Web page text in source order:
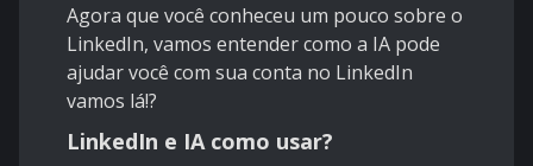
Agora que você conheceu um pouco sobre o
LinkedIn, vamos entender como a IA pode
ajudar você com sua conta no LinkedIn
vamos lá!?
LinkedIn e IA como usar?